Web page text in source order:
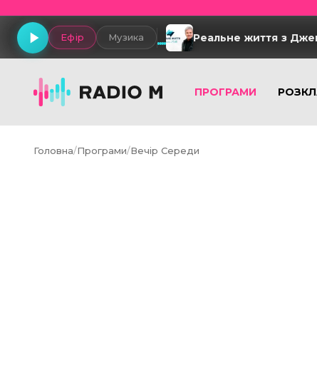
Ефір Музика Реальне життя з
ПРОГРАМИ
Головна/Програми/Вечір Середи